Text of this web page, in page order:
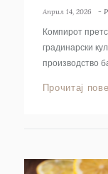
Април 14, 2026 -
Компирот
градинарски
производство
Прочитај